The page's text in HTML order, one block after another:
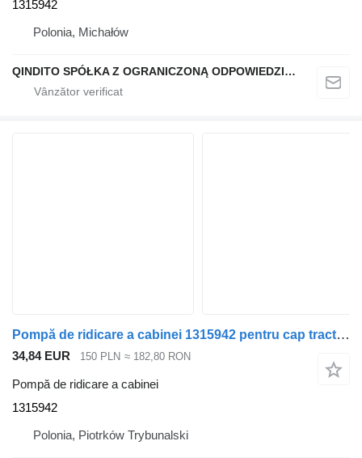
1315942
Polonia, Michałów
QINDITO SPÓŁKA Z OGRANICZONĄ ODPOWIEDZIALNOŚCIĄ
Pompă de ridicare a cabinei 1315942 pentru cap tractor DAF F95 95XF CF
34,84 EUR 150 PLN ≈ 182,80 RON
Pompă de ridicare a cabinei
1315942
Polonia, Piotrków Trybunalski